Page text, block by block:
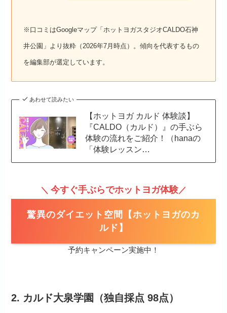
※口コミはGoogleマップ「ホットヨガスタジオCALDO石神
井公園」より抜粋（2026年7月時点）。傾向を代表するもの
を編集部が選定しています。
あわせて読みたい
【ホットヨガ カルド 体験談】
『CALDO（カルド）』の手ぶら
体験の流れをご紹介！（hanaの
「体験レッスン…
＼ 今すぐ手ぶらでホットヨガ体験／
驚異のダイエット空間【ホットヨガのカ
ルド】
予約キャンペーン実施中！
2. カルド大泉学園（独自採点 98点）